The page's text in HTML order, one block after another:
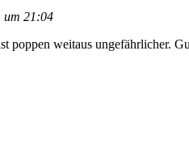
um 21:04
poppen weitaus ungefährlicher.